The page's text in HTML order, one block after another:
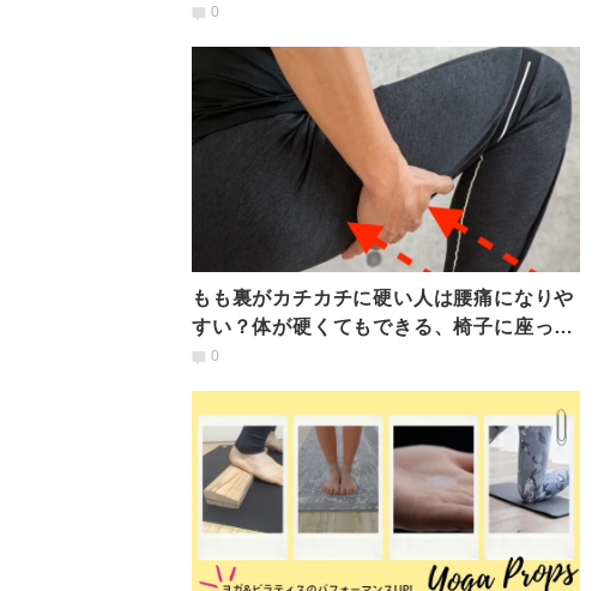
しいヨガポーズ
0
もも裏がカチカチに硬い人は腰痛になりや
すい？体が硬くてもできる、椅子に座った
ままストレッチ
0